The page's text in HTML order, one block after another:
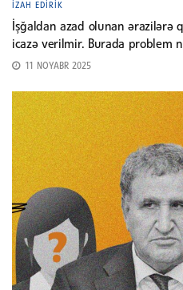
İZAH EDIRIK
İşğaldan azad olunan ərazilərə
icazə verilmir. Burada problem
11 NOYABR 2025